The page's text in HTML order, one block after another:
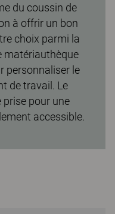
du coussin de
à offrir un bon
choix parmi la
matériauthèque
personnaliser le
de travail. Le
prise pour une
accessible.